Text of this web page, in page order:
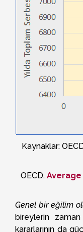
Kaynaklar:
OECD.
Genel bir eğilim
bireylerin
kararlarının da